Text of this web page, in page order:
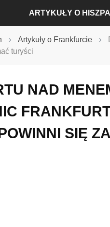
ARTYKUŁY O
ARTYKUŁY O ALICANTE
ARTYKUŁY O MADRYCIE
ARTYKUŁY O SEWILLI
ARTYKUŁY O WALENCJI
› Artykuły o Frankfurcie ›
turyści
NAD
SIĘ